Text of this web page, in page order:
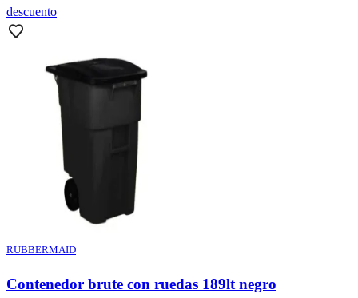
descuento
RUBBERMAID
Contenedor brute con ruedas 189lt negro